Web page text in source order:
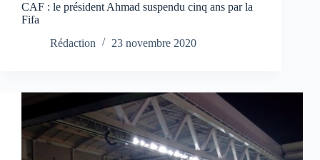
CAF : le président Ahmad suspendu cinq ans par la
Fifa
Rédaction
23 novembre 2020